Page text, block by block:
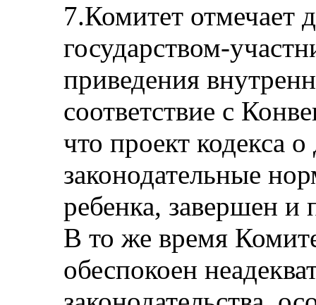
7.Комитет отмечает
государством-
приведения
соответствие с
что проект кодекса
законодательные
ребенка, завершен и
В то же время
обеспокоен